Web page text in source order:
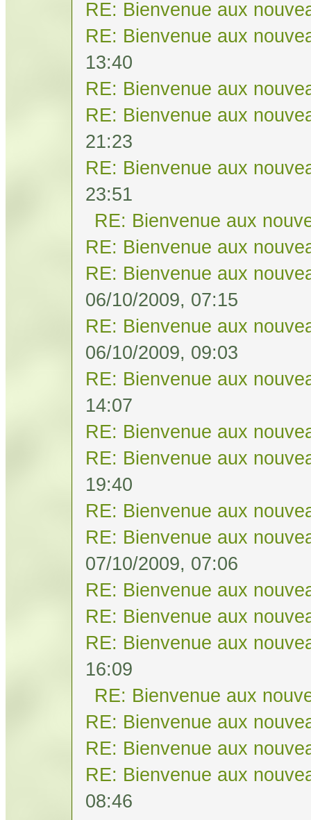
RE: Bienvenue aux
RE: Bienvenue aux
13:40
RE: Bienvenue aux
RE: Bienvenue aux
21:23
RE: Bienvenue aux
23:51
RE: Bienvenue aux
RE: Bienvenue aux
RE: Bienvenue aux
06/10/2009, 07:15
RE: Bienvenue aux
06/10/2009, 09:03
RE: Bienvenue aux
14:07
RE: Bienvenue aux
RE: Bienvenue aux
19:40
RE: Bienvenue aux
RE: Bienvenue aux
07/10/2009, 07:06
RE: Bienvenue aux
RE: Bienvenue aux
RE: Bienvenue aux
16:09
RE: Bienvenue aux
RE: Bienvenue aux
RE: Bienvenue aux
RE: Bienvenue aux
08:46